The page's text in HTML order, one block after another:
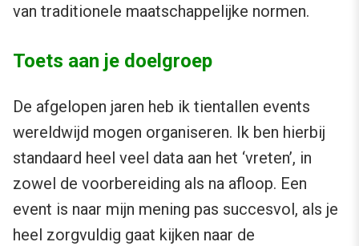
van traditionele maatschappelijke normen.
Toets aan je doelgroep
De afgelopen jaren heb ik tientallen events
wereldwijd mogen organiseren. Ik ben hierbij
standaard heel veel data aan het ‘vreten’, in
zowel de voorbereiding als na afloop. Een
event is naar mijn mening pas succesvol, als je
heel zorgvuldig gaat kijken naar de